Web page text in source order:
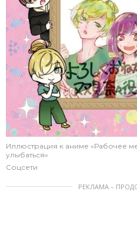
Иллюстрация к аниме «Рабочее
улыбаться»
Соцсети
РЕКЛАМА –